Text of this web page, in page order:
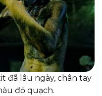
đã lâu ngày, chân tay
đỏ quạch.